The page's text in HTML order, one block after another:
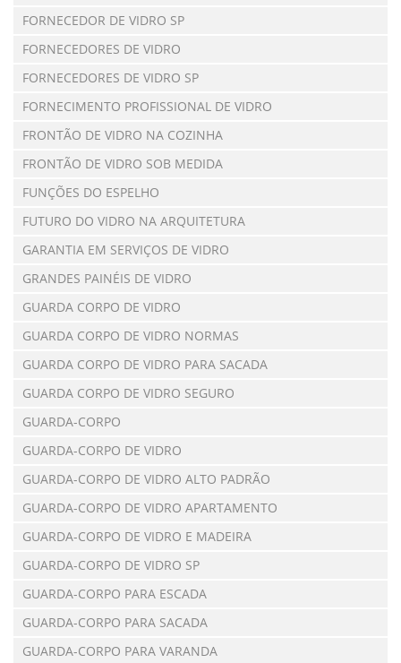
FORNECEDOR DE VIDRO SP
FORNECEDORES DE VIDRO
FORNECEDORES DE VIDRO SP
FORNECIMENTO PROFISSIONAL DE VIDRO
FRONTÃO DE VIDRO NA COZINHA
FRONTÃO DE VIDRO SOB MEDIDA
FUNÇÕES DO ESPELHO
FUTURO DO VIDRO NA ARQUITETURA
GARANTIA EM SERVIÇOS DE VIDRO
GRANDES PAINÉIS DE VIDRO
GUARDA CORPO DE VIDRO
GUARDA CORPO DE VIDRO NORMAS
GUARDA CORPO DE VIDRO PARA SACADA
GUARDA CORPO DE VIDRO SEGURO
GUARDA-CORPO
GUARDA-CORPO DE VIDRO
GUARDA-CORPO DE VIDRO ALTO PADRÃO
GUARDA-CORPO DE VIDRO APARTAMENTO
GUARDA-CORPO DE VIDRO E MADEIRA
GUARDA-CORPO DE VIDRO SP
GUARDA-CORPO PARA ESCADA
GUARDA-CORPO PARA SACADA
GUARDA-CORPO PARA VARANDA